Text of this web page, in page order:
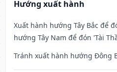
Hướng xuất hành
Xuất hành hướng Tây Bắc để
hướng Tây Nam để đón 'Tài
Tránh xuất hành hướng Đông